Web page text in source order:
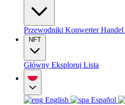
Przewodniki KonwerterHandel
NFT
Główny Eksploruj Lista
English Español